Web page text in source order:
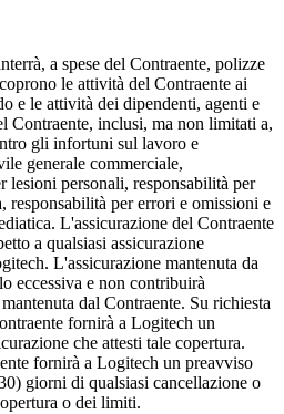
a spese del Contraente, polizze
le attività del Contraente ai
e le attività dei dipendenti, agenti e
Contraente, inclusi, ma non limitati a,
gli infortuni sul lavoro e
generale commerciale,
lesioni personali, responsabilità per
responsabilità per errori e omissioni e
L'assicurazione del Contraente
a qualsiasi assicurazione
L'assicurazione mantenuta da
eccessiva e non contribuirà
dal Contraente. Su richiesta
fornirà a Logitech un
che attesti tale copertura.
fornirà a Logitech un preavviso
giorni di qualsiasi cancellazione o
o dei limiti.